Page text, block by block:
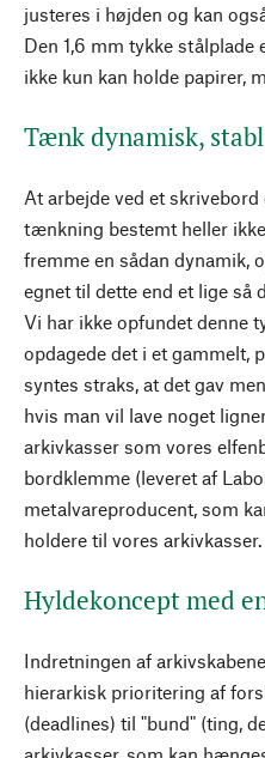
justeres i højden og kan
Den 1,6 mm tykke stålplade
ikke kun kan holde papirer,
Tænk dynamisk,
At arbejde ved et
tænkning bestemt heller
fremme en sådan dynamik,
egnet til dette end et lige så
Vi har ikke opfundet denne
opdagede det i et gammelt,
syntes straks, at det gav
hvis man vil lave noget
arkivkasser som vores
bordklemme (leveret af
metalvareproducent, som
holdere til vores arkivkasser.
Hyldekoncept med
Indretningen af
hierarkisk prioritering af
(deadlines) til "bund" (ting,
arkivkasser, som kan